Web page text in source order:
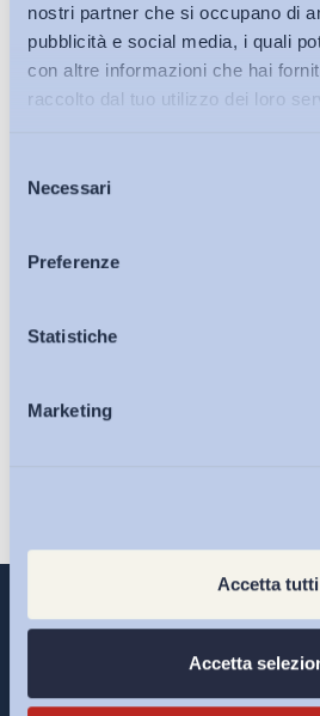
nostri partner che si occupano di
pubblicità e social media, i quali
con altre informazioni che hai
raccolto dal tuo utilizzo dei loro
delNecessari
Preferenze
Statistiche
Marketing
Accetta tutti
Accetta
Bollettini ADAPT
Articoli
Osservatori
Eventi
sulla pagina della
Iscriviti